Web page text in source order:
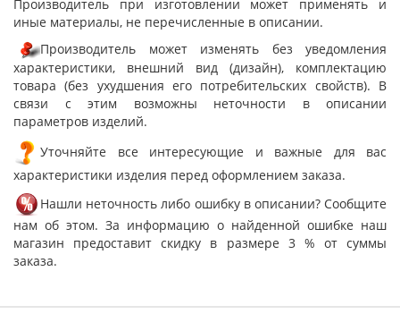
Производитель при изготовлении может применять и
иные материалы, не перечисленные в описании.
Производитель может изменять без уведомления
характеристики, внешний вид (дизайн), комплектацию
товара (без ухудшения его потребительских свойств). В
связи с этим возможны неточности в описании
параметров изделий.
Уточняйте все интересующие и важные для вас
характеристики изделия перед оформлением заказа.
Нашли неточность либо ошибку в описании? Сообщите
нам об этом. За информацию о найденной ошибке наш
магазин предоставит скидку в размере 3 % от суммы
заказа.